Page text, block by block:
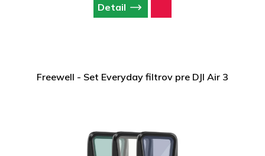
Detail
Freewell - Set Everyday filtrov pre DJI Air 3